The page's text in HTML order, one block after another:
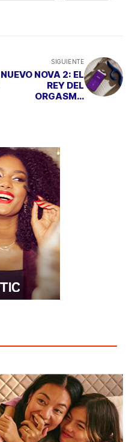
SIGUIENTE
NUEVO NOVA 2: EL
REY DEL
ORGASMO